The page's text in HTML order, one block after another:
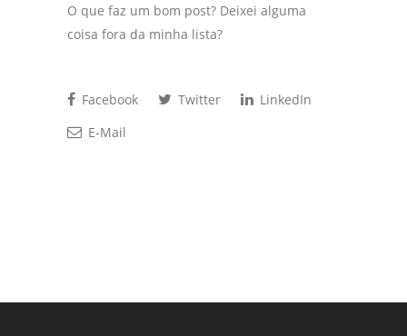
O que faz um bom post? Deixei alguma
coisa fora da minha lista?
Facebook Twitter
LinkedIn
E-Mail